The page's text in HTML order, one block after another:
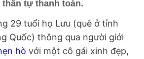
tự thanh toán.
29 tuổi họ Lưu (quê ở tỉnh
Quốc) thông qua người giới
hò với một cô gái xinh đẹp,